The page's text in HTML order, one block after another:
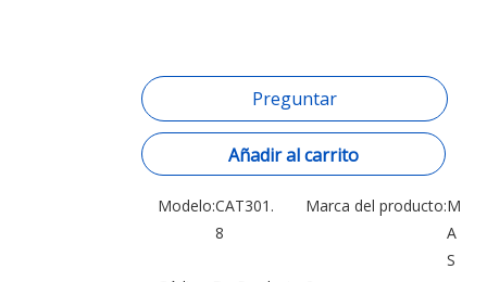
Preguntar
Añadir al carrito
Modelo:CAT301.
8
Marca del producto:M
A
S